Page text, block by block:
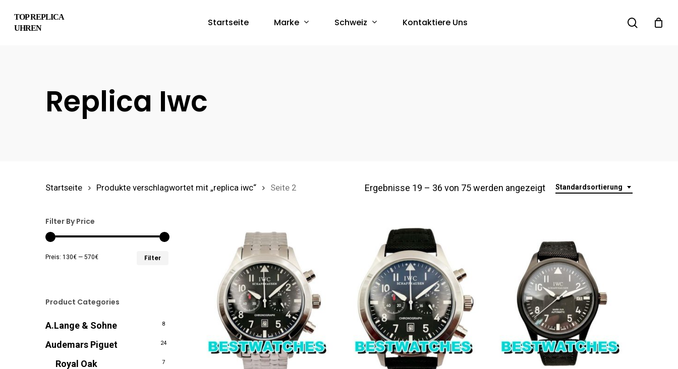
Hit enter to search or ESC to close
TOP REPLICA
UHREN
Startseite Marke Schweiz Kontaktiere Uns search
Replica Iwc
Standardsortierung
Ergebnisse 19 – 36 von 75 werden angezeigt
Startseite Produkte verschlagwortet mit „replica iwc“ Seite 2
Filter By Price
Filter
Preis: 130€ — 570€
Product Categories
A.Lange & Sohne 8
Audemars Piguet 24
Royal Oak 7